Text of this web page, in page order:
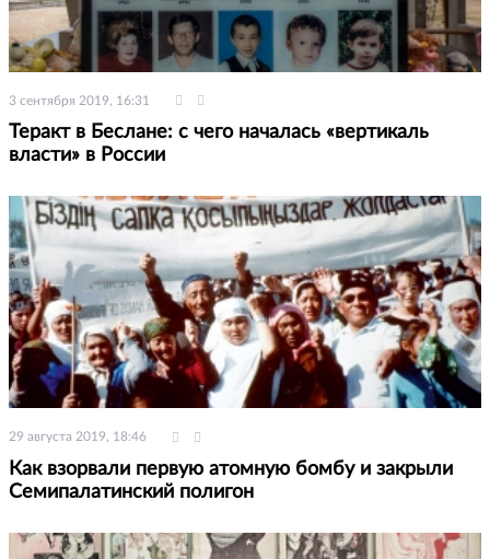
3 сентября 2019, 16:31
Теракт в Беслане: с чего началась «вертикаль
власти» в России
29 августа 2019, 18:46
Как взорвали первую атомную бомбу и закрыли
Семипалатинский полигон